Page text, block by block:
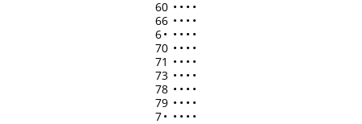
60 • • • •
66 • • • •
6• • • • •
70 • • • •
71 • • • •
73 • • • •
78 • • • •
79 • • • •
7• • • • •